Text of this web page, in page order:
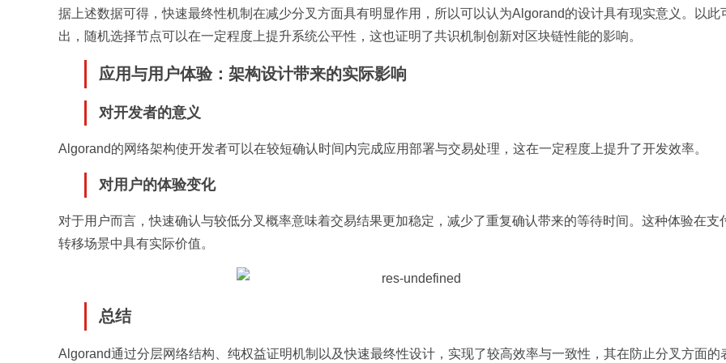
据上述数据可得，快速最终性机制在减少分叉方面具有明显作用，所以可以认为Algorand的设计具有现实意义。以此
出，随机选择节点可以在一定程度上提升系统公平性，这也证明了共识机制创新对区块链性能的影响。
应用与用户体验：架构设计带来的实际影响
对开发者的意义
Algorand的网络架构使开发者可以在较短确认时间内完成应用部署与交易处理，这在一定程度上提升了开发效率。
对用户的体验变化
对于用户而言，快速确认与较低分叉概率意味着交易结果更加稳定，减少了重复确认带来的等待时间。这种体验在支
转移场景中具有实际价值。
总结
Algorand通过分层网络结构、纯权益证明机制以及快速最终性设计，实现了较高效率与一致性，其在防止分叉方面的